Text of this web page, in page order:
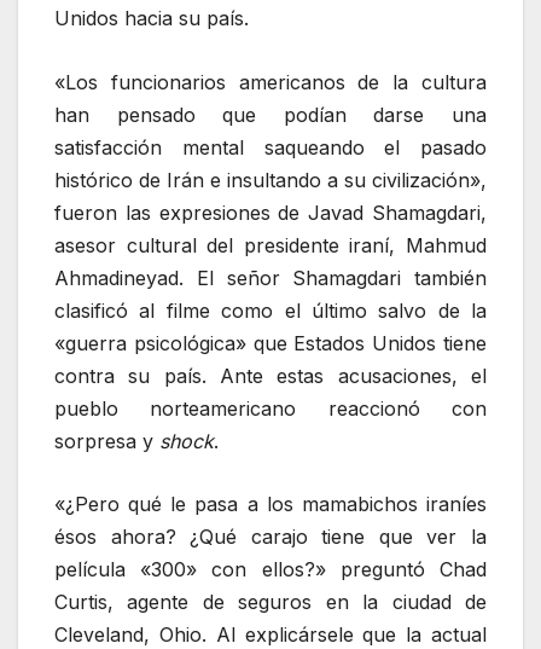
Unidos hacia su país.
«Los funcionarios americanos de la cultura
han pensado que podían darse una
satisfacción mental saqueando el pasado
histórico de Irán e insultando a su civilización»,
fueron las expresiones de Javad Shamagdari,
asesor cultural del presidente iraní, Mahmud
Ahmadineyad. El señor Shamagdari también
clasificó al filme como el último salvo de la
«guerra psicológica» que Estados Unidos tiene
contra su país. Ante estas acusaciones, el
pueblo norteamericano reaccionó con
sorpresa y shock.
«¿Pero qué le pasa a los mamabichos iraníes
ésos ahora? ¿Qué carajo tiene que ver la
película «300» con ellos?» preguntó Chad
Curtis, agente de seguros en la ciudad de
Cleveland, Ohio. Al explicársele que la actual